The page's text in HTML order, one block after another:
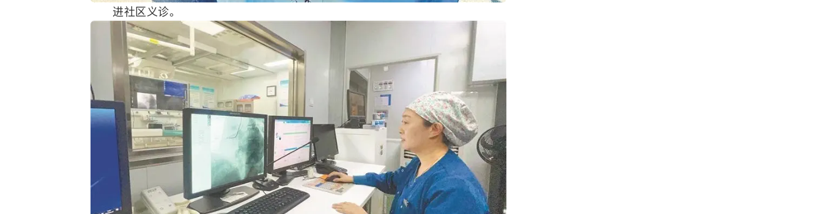
进社区义诊。